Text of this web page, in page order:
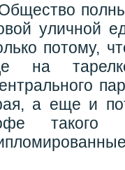
уличной
потому,
на
а еще и
такого